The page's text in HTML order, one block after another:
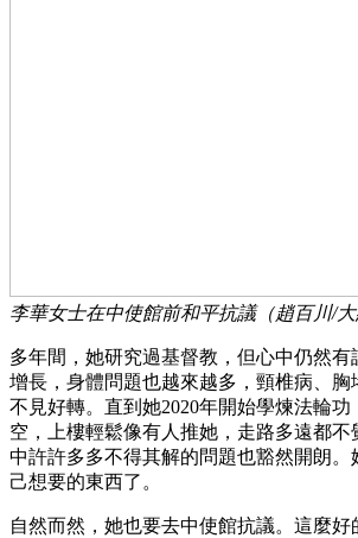
李華女士在中使館前和平抗議（趙百川/大
多年間，她研究過基督教，但心中仍然
增長，身體問題也越來越多，頸椎病、胸
不見好轉。直到她2020年開始學煉法輪
空，上樓輕鬆像有人推她，走路多遠都不
中許許多多不得其解的問題也豁然開朗。
己想要的東西了。
自然而然，她也要去中使館抗議。這麼好